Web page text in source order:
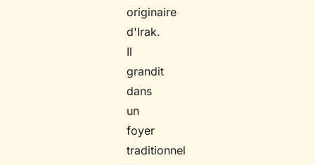
originaire
d'Irak.
Il
grandit
dans
un
foyer
traditionnel